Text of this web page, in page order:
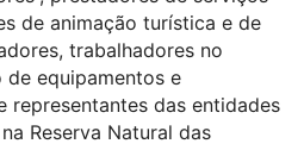
de animação turística e de
trabalhadores no
equipamentos e
representantes das entidades
Reserva Natural das